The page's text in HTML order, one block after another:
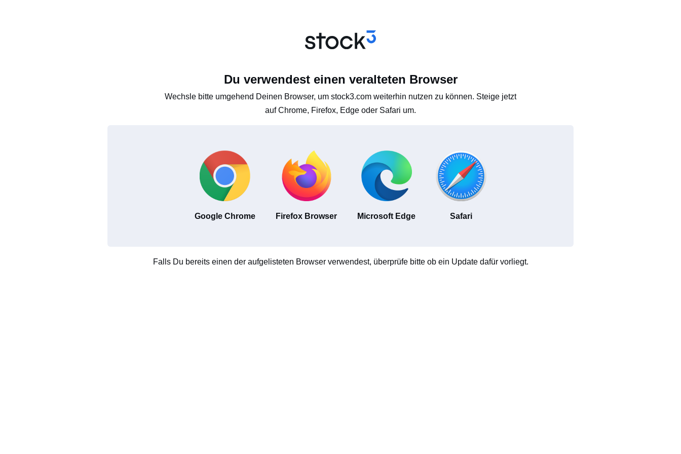
Du verwendest einen veralteten Browser
Wechsle bitte umgehend Deinen Browser, um stock3.com weiterhin nutzen zu können. Steige jetzt
auf Chrome, Firefox, Edge oder Safari um.
Google Chrome Firefox Browser Microsoft Edge Safari
Falls Du bereits einen der aufgelisteten Browser verwendest, überprüfe bitte ob ein Update dafür vorliegt.